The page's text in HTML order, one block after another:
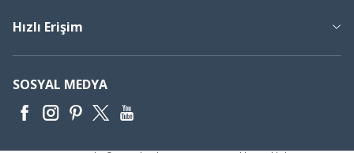
Hızlı Erişim
SOSYAL MEDYA